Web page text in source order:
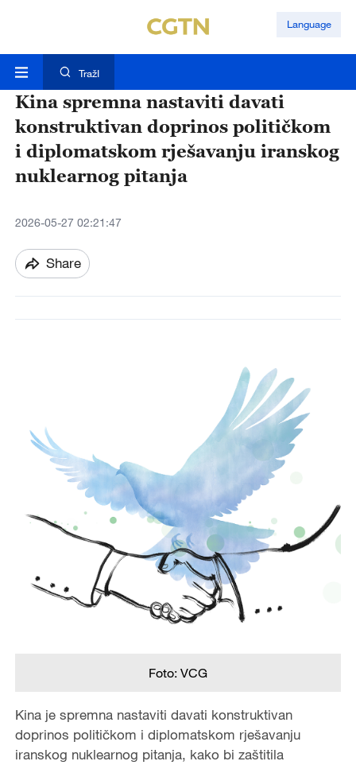
Language
TražI
Kina spremna nastaviti davati
konstruktivan doprinos političkom
i diplomatskom rješavanju iranskog
nuklearnog pitanja
2026-05-27 02:21:47
Share
Foto: VCG
Kina je spremna nastaviti davati konstruktivan
doprinos političkom i diplomatskom rješavanju
iranskog nuklearnog pitanja, kako bi zaštitila